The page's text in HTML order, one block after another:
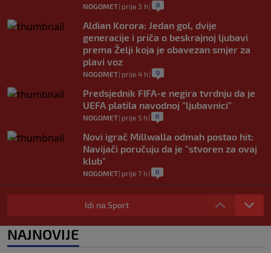
NOGOMET| prije 3 h | 0
Aldian Korora: Jedan gol, dvije
generacije i priča o beskrajnoj ljubavi
prema Želji koja je obavezan smjer za
plavi voz
NOGOMET| prije 4 h | 0
Predsjednik FIFA-e negira tvrdnju da je
UEFA platila navodnoj "ljubavnici"
NOGOMET| prije 5 h | 0
Novi igrač Millwalla odmah postao hit:
Navijači poručuju da je "stvoren za ovaj
klub"
NOGOMET| prije 7 h | 0
Skandal u Južnoj Koreji: Sudijama plaćali
eskort dame i "masaže sa sretnim
NOGOMET|prije 8 h| 0
Idi na Sport
NAJNOVIJE